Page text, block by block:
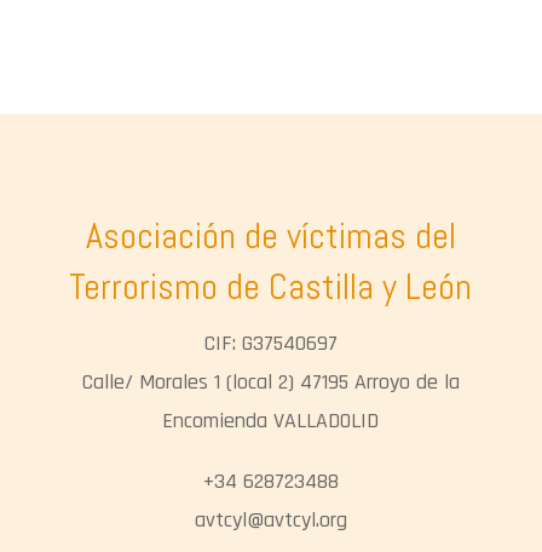
Asociación de víctimas del
Terrorismo de Castilla y León
CIF: G37540697
Calle/ Morales 1 (local 2) 47195 Arroyo de la
Encomienda VALLADOLID
+34 628723488
avtcyl@avtcyl.org